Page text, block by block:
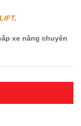
.
xe nâng chuyên